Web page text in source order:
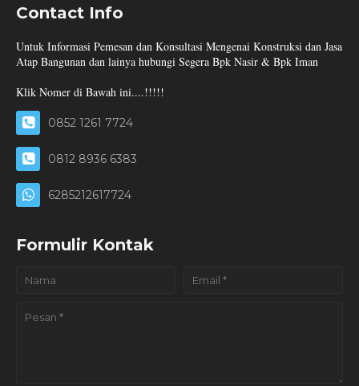
Contact Info
Untuk Informasi Pemesan dan Konsultasi Mengenai Konstruksi dan Jasa
Atap Bangunan dan lainya hubungi Segera Bpk Nasir & Bpk Iman
Klik Nomer di Bawah ini....!!!!!
0852 1261 7724
0812 8936 6383
6285212617724
Formulir Kontak